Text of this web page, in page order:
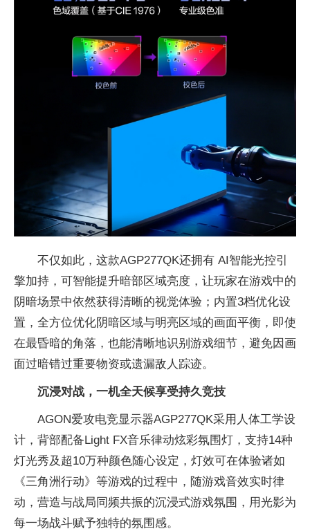
不仅如此，这款AGP277QK还拥有 AI智能光控引
擎加持，可智能提升暗部区域亮度，让玩家在游戏中的
阴暗场景中依然获得清晰的视觉体验；内置3档优化设
置，全方位优化阴暗区域与明亮区域的画面平衡，即使
在最昏暗的角落，也能清晰地识别游戏细节，避免因画
面过暗错过重要物资或遗漏敌人踪迹。
沉浸对战，一机全天候享受持久竞技
AGON爱攻电竞显示器AGP277QK采用人体工学设
计，背部配备Light FX音乐律动炫彩氛围灯，支持14种
灯光秀及超10万种颜色随心设定，灯效可在体验诸如
《三角洲行动》等游戏的过程中，随游戏音效实时律
动，营造与战局同频共振的沉浸式游戏氛围，用光影为
每一场战斗赋予独特的氛围感。